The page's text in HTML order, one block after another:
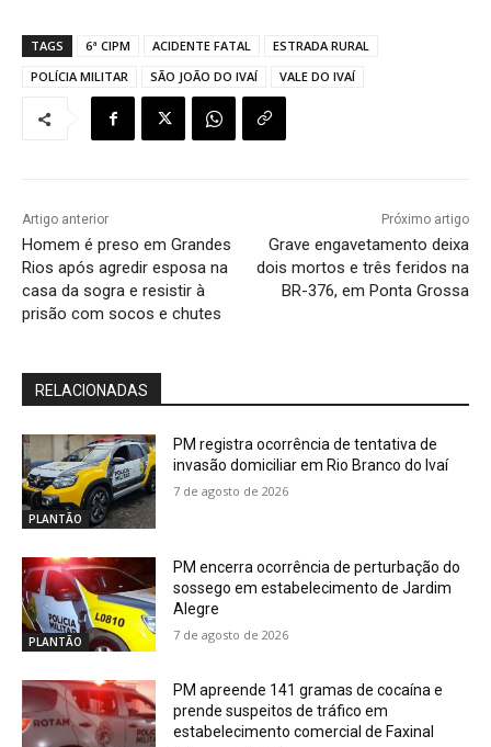
TAGS 6ª CIPM ACIDENTE FATAL
ESTRADA RURAL
POLÍCIA MILITAR
SÃO JOÃO DO IVAÍ VALE DO IVAÍ
Artigo anterior
Homem é preso em Grandes
Rios após agredir esposa na
casa da sogra e resistir à
prisão com socos e chutes
Próximo artigo
Grave engavetamento deixa
dois mortos e três feridos na
BR-376, em Ponta Grossa
RELACIONADAS
PLANTÃO
PM registra ocorrência de tentativa de
invasão domiciliar em Rio Branco do Ivaí
7 de agosto de 2026
PLANTÃO
PM encerra ocorrência de perturbação do
sossego em estabelecimento de Jardim
Alegre
7 de agosto de 2026
PM apreende 141 gramas de cocaína e
prende suspeitos de tráfico em
estabelecimento comercial de Faxinal